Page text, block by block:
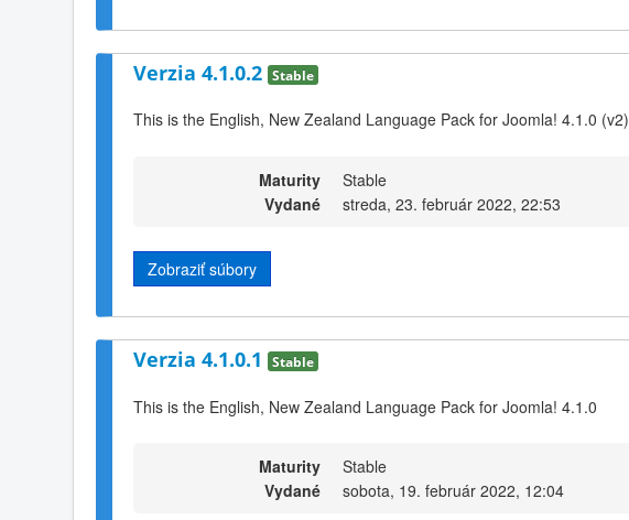
Verzia 4.1.0.2 Stable
This is the English, New Zealand Language Pack for Joomla! 4.1.0 (v2)
Maturity
Stable
Vydané
streda, 23. február 2022, 22:53
Zobraziť súbory
Verzia 4.1.0.1 Stable
This is the English, New Zealand Language Pack for Joomla! 4.1.0
Maturity
Stable
Vydané
sobota, 19. február 2022, 12:04